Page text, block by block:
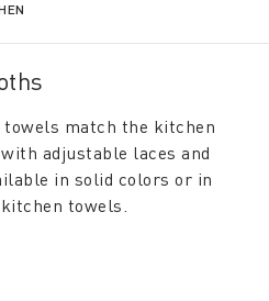
towels match the kitchen
adjustable laces and
in solid colors or in
towels.